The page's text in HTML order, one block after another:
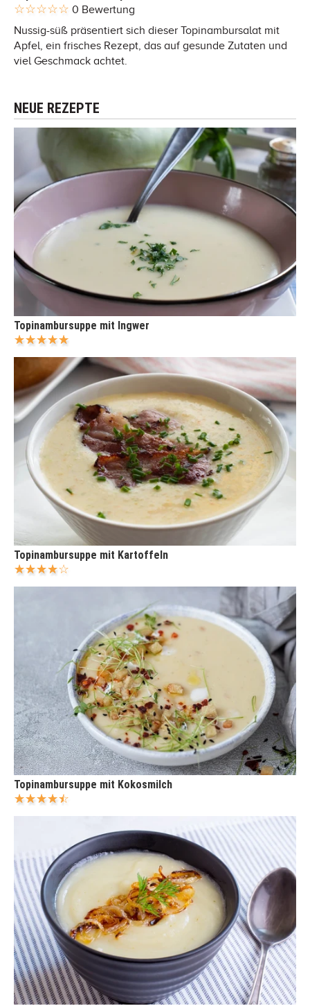
0 Bewertung
Nussig-süß präsentiert sich dieser Topinambursalat mit
Apfel, ein frisches Rezept, das auf gesunde Zutaten und
viel Geschmack achtet.
NEUE REZEPTE
Topinambursuppe mit Ingwer
Topinambursuppe mit Kartoffeln
Topinambursuppe mit Kokosmilch